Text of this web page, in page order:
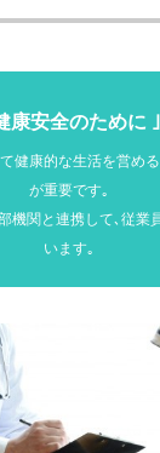
康安全のために ｣
健康的な生活を営め
が重要です｡
機関と連携して､従業
います｡